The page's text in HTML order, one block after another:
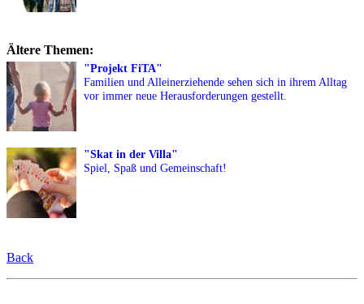
Ältere Themen:
"Projekt FiTA"
Familien und Alleinerziehende sehen sich in ihrem Alltag
vor immer neue Herausforderungen gestellt.
"Skat in der Villa"
Spiel, Spaß und Gemeinschaft!
Back